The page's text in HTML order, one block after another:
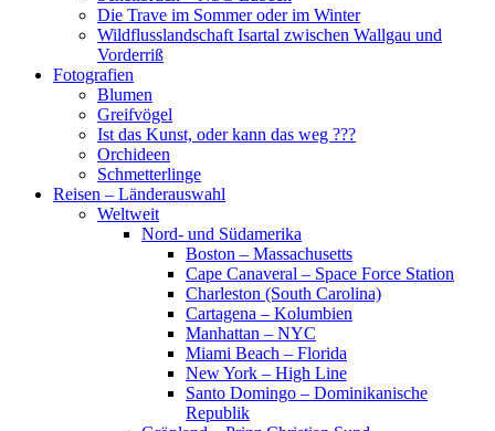
Die Trave im Sommer oder im Winter
Wildflusslandschaft Isartal zwischen Wallgau und
Vorderriß
Fotografien
Blumen
Greifvögel
Ist das Kunst, oder kann das weg ???
Orchideen
Schmetterlinge
Reisen – Länderauswahl
Weltweit
Nord- und Südamerika
Boston – Massachusetts
Cape Canaveral – Space Force Station
Charleston (South Carolina)
Cartagena – Kolumbien
Manhattan – NYC
Miami Beach – Florida
New York – High Line
Santo Domingo – Dominikanische
Republik